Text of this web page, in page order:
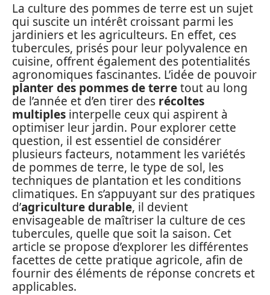
La culture des pommes de terre est un sujet
qui suscite un intérêt croissant parmi les
jardiniers et les agriculteurs. En effet, ces
tubercules, prisés pour leur polyvalence en
cuisine, offrent également des potentialités
agronomiques fascinantes. L’idée de pouvoir
planter des pommes de terretout au long
de l’année et d’en tirer des récoltes
multiples interpelle ceux qui aspirent à
optimiser leur jardin. Pour explorer cette
question, il est essentiel de considérer
plusieurs facteurs, notamment les variétés
de pommes de terre, le type de sol, les
techniques de plantation et les conditions
climatiques. En s’appuyant sur des pratiques
d’agriculture durable, il devient
envisageable de maîtriser la culture de ces
tubercules, quelle que soit la saison. Cet
article se propose d’explorer les différentes
facettes de cette pratique agricole, afin de
fournir des éléments de réponse concrets et
applicables.